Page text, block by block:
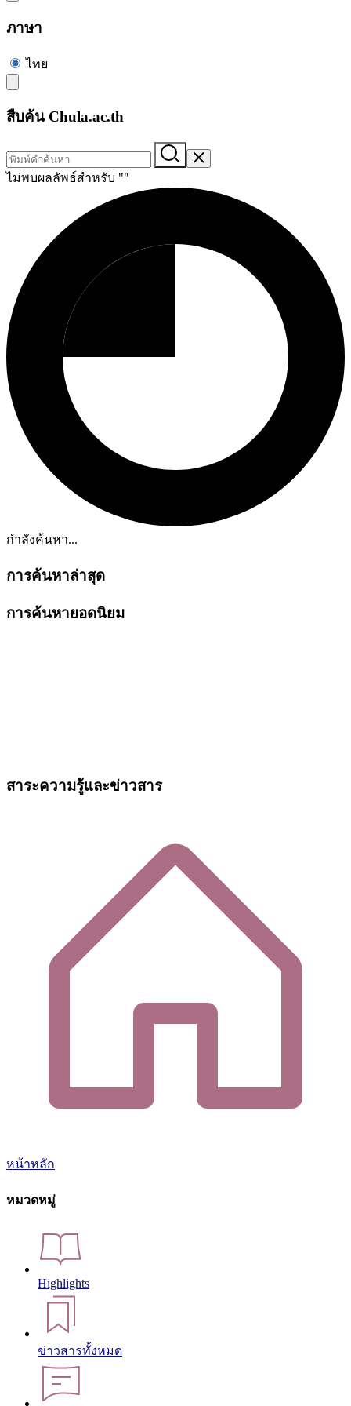
ภาษา
ไทย
สืบค้น Chula.ac.th
ไม่พบผลลัพธ์สำหรับ ""
กำลังค้นหา...
การค้นหาล่าสุด
การค้นหายอดนิยม
สาระความรู้และข่าวสาร
หน้าหลัก
หมวดหมู่
Highlights
ข่าวสารทั้งหมด